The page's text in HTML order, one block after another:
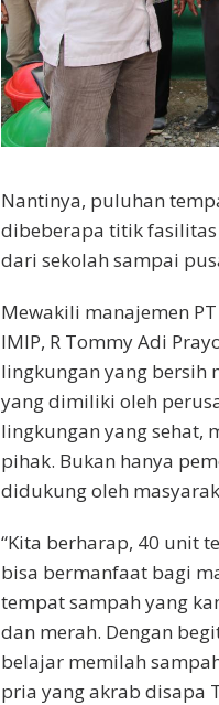
Nantinya, puluhan
dibeberapa titik
dari sekolah sampai
Mewakili manajemen PT
IMIP, R Tommy Adi
lingkungan yang bersih
yang dimiliki oleh
lingkungan yang sehat,
pihak. Bukan hanya
didukung oleh
“Kita berharap, 40 unit
bisa bermanfaat bagi
tempat sampah yang
dan merah. Dengan
belajar memilah
pria yang akrab disapa